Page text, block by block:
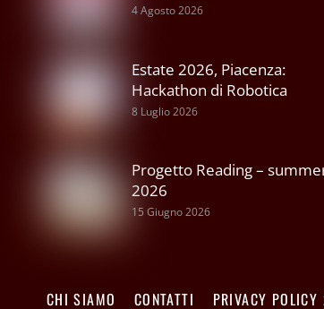
4 Agosto 2026
Estate 2026, Piacenza:
Hackathon di Robotica
8 Luglio 2026
Progetto Reading –
2026
15 Giugno 2026
CHI SIAMO CONTATTI PRIVACY